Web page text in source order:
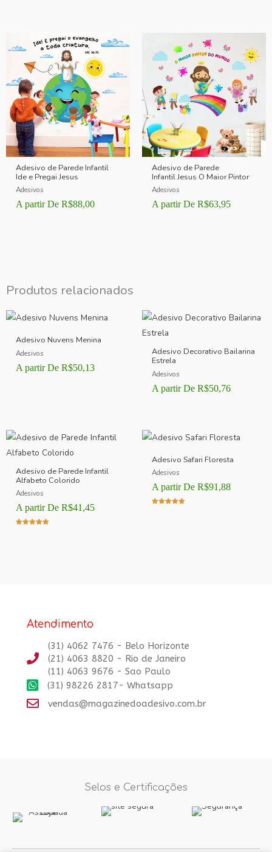
Adesivo de Parede Infantil
Ide e Pregai Jesus
Adesivos
A partir De R$88,00
Adesivo de Parede
Infantil Jesus O Maior Pintor
Adesivos
A partir De R$63,95
Produtos relacionados
Adesivo Nuvens Menina
Adesivos
A partir De R$50,13
Adesivo Decorativo Bailarina
Estrela
Adesivos
A partir De R$50,76
Adesivo de Parede Infantil
Alfabeto Colorido
Adesivos
A partir De R$41,45
Adesivo Safari Floresta
Adesivos
A partir De R$91,88
Atendimento
(31) 4062 7476 - Belo Horizonte
(21) 4063 8820 - Rio de Janeiro
(11) 4063 9676 - Sao Paulo
(31) 98226 2817- Whatsapp
vendas@magazinedoadesivo.com.br
Selos e Certificações